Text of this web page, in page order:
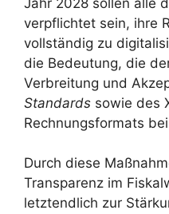
verpflichtet sein, ihre
vollständig zu
die Bedeutung, die
Verbreitung und
Standards sowie des
Rechnungsformats
Durch diese
Transparenz im
letztendlich zur